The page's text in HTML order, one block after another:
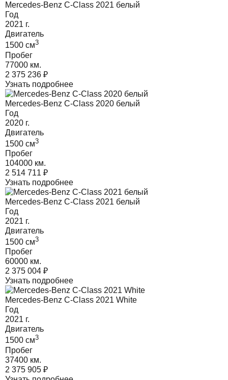
Mercedes-Benz C-Class 2021 белый
Год
2021 г.
Двигатель
1500 cм3
Пробег
77000 км.
2 375 236 ₽
Узнать подробнее
Mercedes-Benz C-Class 2020 белый
Год
2020 г.
Двигатель
1500 cм3
Пробег
104000 км.
2 514 711 ₽
Узнать подробнее
Mercedes-Benz C-Class 2021 белый
Год
2021 г.
Двигатель
1500 cм3
Пробег
60000 км.
2 375 004 ₽
Узнать подробнее
Mercedes-Benz C-Class 2021 White
Год
2021 г.
Двигатель
1500 cм3
Пробег
37400 км.
2 375 905 ₽